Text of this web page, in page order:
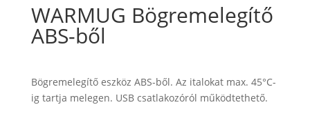
WARMUG Bögremelegítő
ABS-ből
Bögremelegítő eszköz ABS-ből. Az italokat max. 45°C-
ig tartja melegen. USB csatlakozóról működtethető.